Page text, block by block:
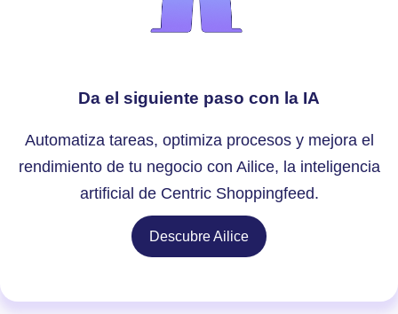
Da el siguiente paso con la IA
Automatiza tareas, optimiza procesos y mejora el
rendimiento de tu negocio con Ailice, la inteligencia
artificial de Centric Shoppingfeed.
Descubre Ailice